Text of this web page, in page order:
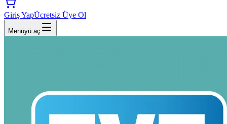
Giriş YapÜcretsiz Üye Ol
Menüyü aç